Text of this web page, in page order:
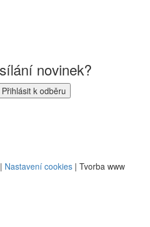
novinek?
| Nastavení cookies | Tvorba www